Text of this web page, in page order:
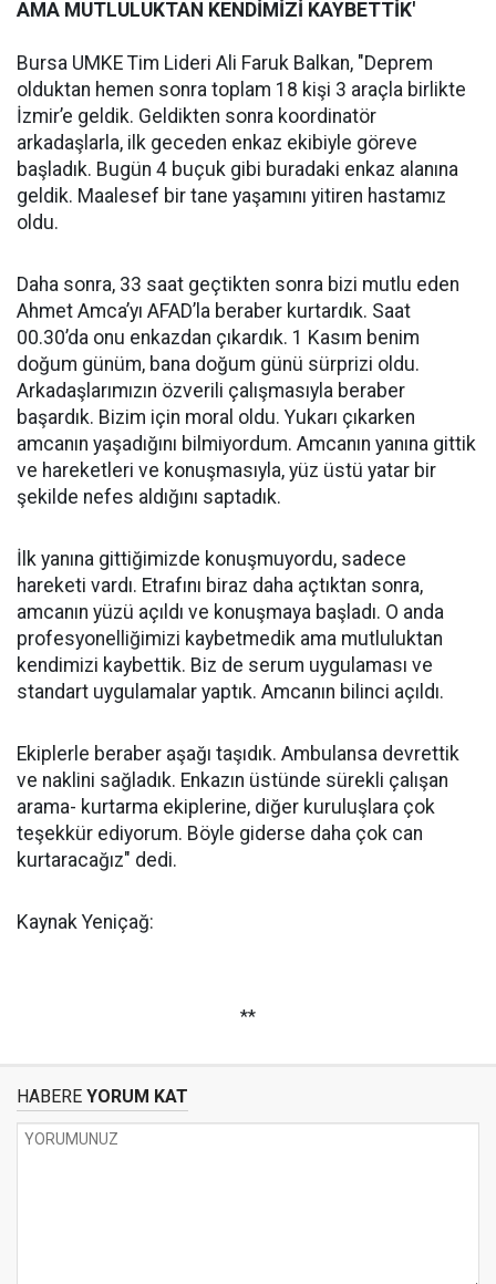
AMA MUTLULUKTAN KENDİMİZİ KAYBETTİK'
​Bursa UMKE Tim Lideri Ali Faruk Balkan, "Deprem
olduktan hemen sonra toplam 18 kişi 3 araçla birlikte
İzmir’e geldik. Geldikten sonra koordinatör
arkadaşlarla, ilk geceden enkaz ekibiyle göreve
başladık. Bugün 4 buçuk gibi buradaki enkaz alanına
geldik. Maalesef bir tane yaşamını yitiren hastamız
oldu.
Daha sonra, 33 saat geçtikten sonra bizi mutlu eden
Ahmet Amca’yı AFAD’la beraber kurtardık. Saat
00.30’da onu enkazdan çıkardık. 1 Kasım benim
doğum günüm, bana doğum günü sürprizi oldu.
Arkadaşlarımızın özverili çalışmasıyla beraber
başardık. Bizim için moral oldu. Yukarı çıkarken
amcanın yaşadığını bilmiyordum. Amcanın yanına gittik
ve hareketleri ve konuşmasıyla, yüz üstü yatar bir
şekilde nefes aldığını saptadık.
İlk yanına gittiğimizde konuşmuyordu, sadece
hareketi vardı. Etrafını biraz daha açtıktan sonra,
amcanın yüzü açıldı ve konuşmaya başladı. O anda
profesyonelliğimizi kaybetmedik ama mutluluktan
kendimizi kaybettik. Biz de serum uygulaması ve
standart uygulamalar yaptık. Amcanın bilinci açıldı.
Ekiplerle beraber aşağı taşıdık. Ambulansa devrettik
ve naklini sağladık. Enkazın üstünde sürekli çalışan
arama- kurtarma ekiplerine, diğer kuruluşlara çok
teşekkür ediyorum. Böyle giderse daha çok can
kurtaracağız" dedi.
Kaynak Yeniçağ:
**
HABERE YORUM KAT